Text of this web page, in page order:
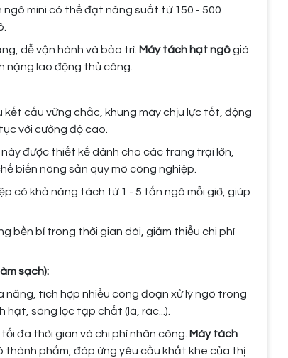
mini có thể đạt năng suất từ 150 - 500
dễ vận hành và bảo trì. Máy tách hạt ngôgiá
nặng lao động thủ công.
kết cấu vững chắc, khung máy chịu lực tốt, động
với cường độ cao.
được thiết kế dành cho các trang trại lớn,
biến nông sản quy mô công nghiệp.
có khả năng tách từ 1 - 5 tấn ngô mỗi giờ, giúp
bền bỉ trong thời gian dài, giảm thiểu chi phí
sạch):
tích hợp nhiều công đoạn xử lý ngô trong
sàng lọc tạp chất (lá, rác...).
đa thời gian và chi phí nhân công. Máy tách
thành phẩm, đáp ứng yêu cầu khắt khe của thị